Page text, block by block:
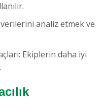
analiz etmek ve
Ekiplerin daha iyi